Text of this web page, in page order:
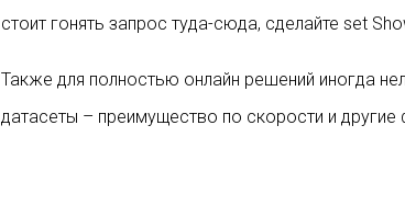
стоит гонять запрос туда-сюда, сделайте set
Также для полностью онлайн решений иногда
датасеты – преимущество по скорости и другие